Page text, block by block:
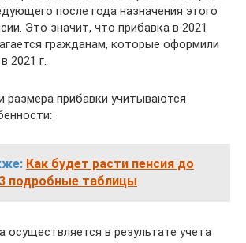
после года назначения этого
Это значит, что прибавка в 2021
гражданам, которые оформили
2021 г.
размера прибавки учитываются
Как будет расти пенсия до
подробные таблицы
осуществляется в результате учета